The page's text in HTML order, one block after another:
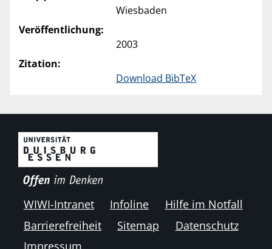
Wiesbaden
Veröffentlichung:
2003
Zitation:
Download BibTeX
WIWI-Intranet Infoline
Hilfe im Notfall
Barrierefreiheit
Sitemap
Datenschutz